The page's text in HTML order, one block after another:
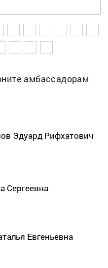
амбассадорам
Эдуард Рифхатович
Сергеевна
Евгеньевна